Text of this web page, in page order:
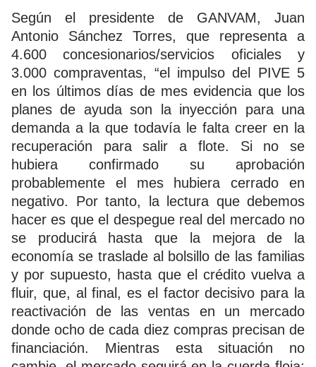
Según el presidente de GANVAM, Juan
Antonio Sánchez Torres, que representa a
4.600 concesionarios/servicios oficiales y
3.000 compraventas, “el impulso del PIVE 5
en los últimos días de mes evidencia que los
planes de ayuda son la inyección para una
demanda a la que todavía le falta creer en la
recuperación para salir a flote. Si no se
hubiera confirmado su aprobación
probablemente el mes hubiera cerrado en
negativo. Por tanto, la lectura que debemos
hacer es que el despegue real del mercado no
se producirá hasta que la mejora de la
economía se traslade al bolsillo de las familias
y por supuesto, hasta que el crédito vuelva a
fluir, que, al final, es el factor decisivo para la
reactivación de las ventas en un mercado
donde ocho de cada diez compras precisan de
financiación. Mientras esta situación no